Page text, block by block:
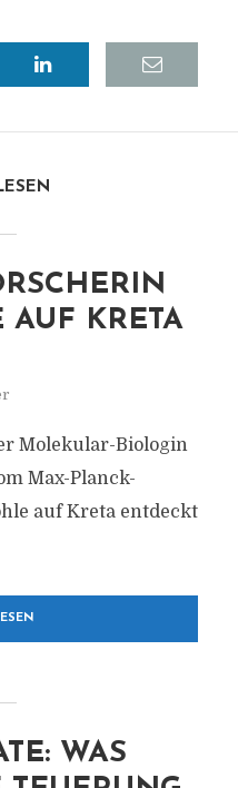
KRETA
Molekular-Biologin
Max-Planck-
auf Kreta entdeckt
WAS